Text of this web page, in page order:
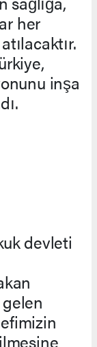
her
inşa
devleti